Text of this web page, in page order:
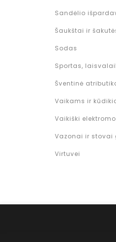
Sandėlio
Šaukštai ir
Sodas
Sportas,
Šventinė
Vaikams ir
Vaikiški
Vazonai ir stovai
Virtuvei